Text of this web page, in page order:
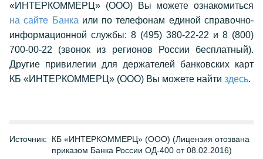
«ИНТЕРКОММЕРЦ» (ООО) Вы можете ознакомиться
на сайте Банка или по телефонам единой справочно-
информационной службы: 8 (495) 380-22-22 и 8 (800)
700-00-22 (звонок из регионов России бесплатный).
Другие привилегии для держателей банковских карт
КБ «ИНТЕРКОММЕРЦ» (ООО) Вы можете найти здесь.
Источник:
КБ «ИНТЕРКОММЕРЦ» (ООО) (Лицензия отозвана
приказом Банка России ОД-400 от 08.02.2016)